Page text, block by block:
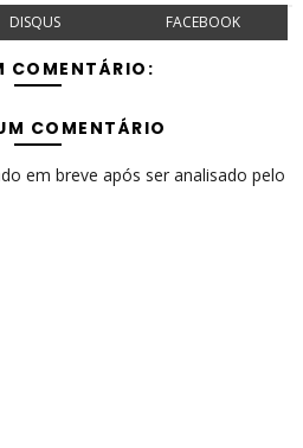
DISQUS FACEBOOK
COMENTÁRIO:
COMENTÁRIO
em breve após ser analisado pelo